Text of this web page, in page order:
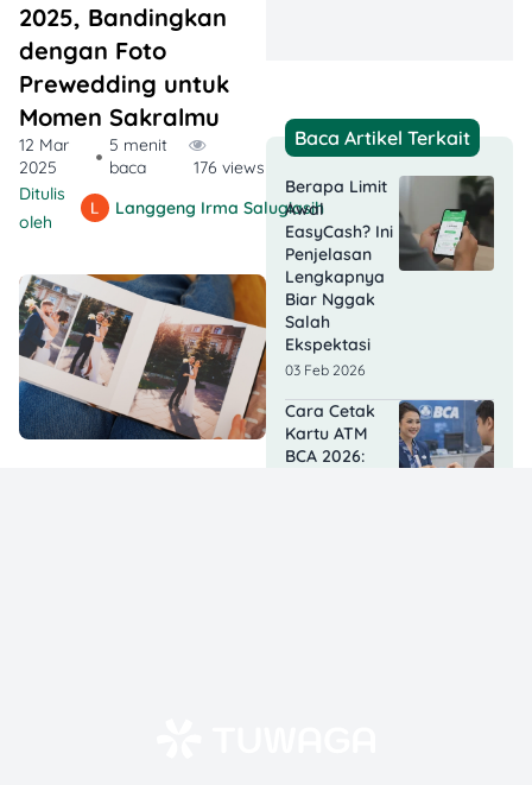
2025, Bandingkan
dengan Foto
Prewedding untuk
Momen Sakralmu
12 Mar
2025
5 menit
baca
176 views
Ditulis
oleh
Langgeng Irma Salugiasih
Baca Artikel Terkait
Berapa Limit
Awal
EasyCash? Ini
Penjelasan
Lengkapnya
Biar Nggak
Salah
Ekspektasi
03 Feb 2026
Cara Cetak
Kartu ATM
BCA 2026: